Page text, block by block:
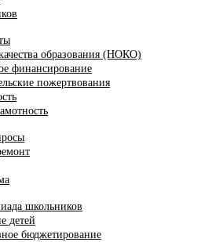
образования (НОКО)
финансирование
пожертвования
школьников
детей
бюджетирование